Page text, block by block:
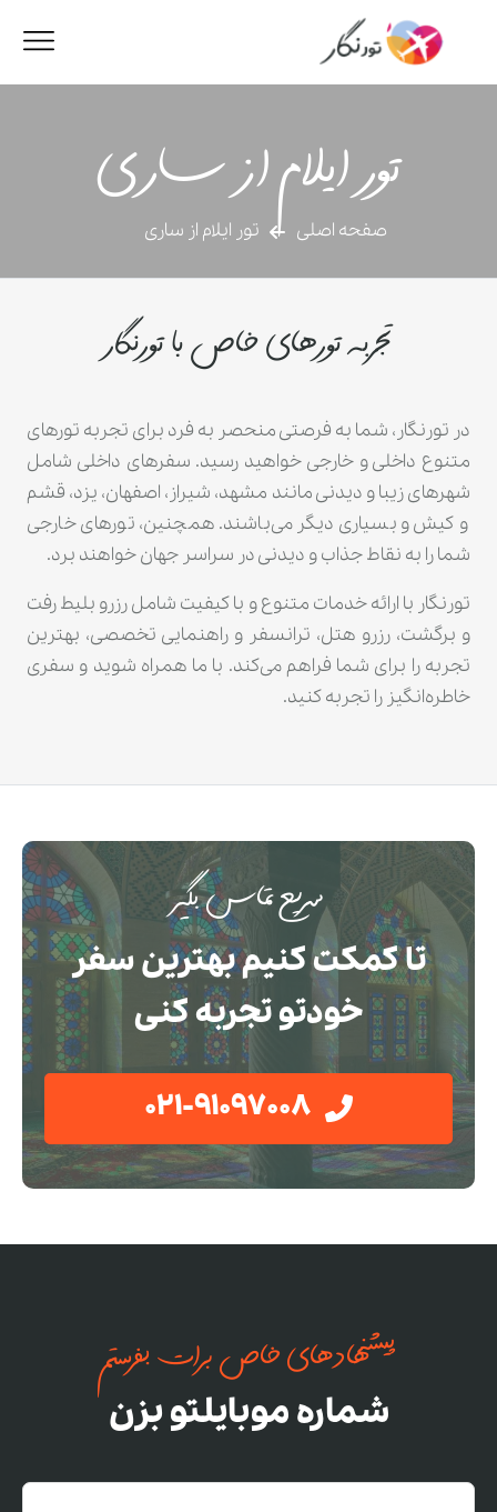
تور ایلام از ساری
صفحه اصلی تور ایلام از ساری
تجربه تورهای خاص با تورنگار
در تورنگار، شما به فرصتی منحصر به فرد برای تجربه تورهای
متنوع داخلی و خارجی خواهید رسید. سفرهای داخلی شامل
شهرهای زیبا و دیدنی مانند مشهد، شیراز، اصفهان، یزد، قشم
و کیش و بسیاری دیگر می‌باشند. همچنین، تورهای خارجی
شما را به نقاط جذاب و دیدنی در سراسر جهان خواهند برد.
تورنگار با ارائه خدمات متنوع و با کیفیت شامل رزرو بلیط رفت
و برگشت، رزرو هتل، ترانسفر و راهنمایی تخصصی، بهترین
تجربه را برای شما فراهم می‌کند. با ما همراه شوید و سفری
خاطره‌انگیز را تجربه کنید.
سریع تماس بگیر
تا کمکت کنیم بهترین سفر
خودتو تجربه کنی
021-91097008
پیشنهادهای خاص برات بفرستم
شماره موبایلتو بزن